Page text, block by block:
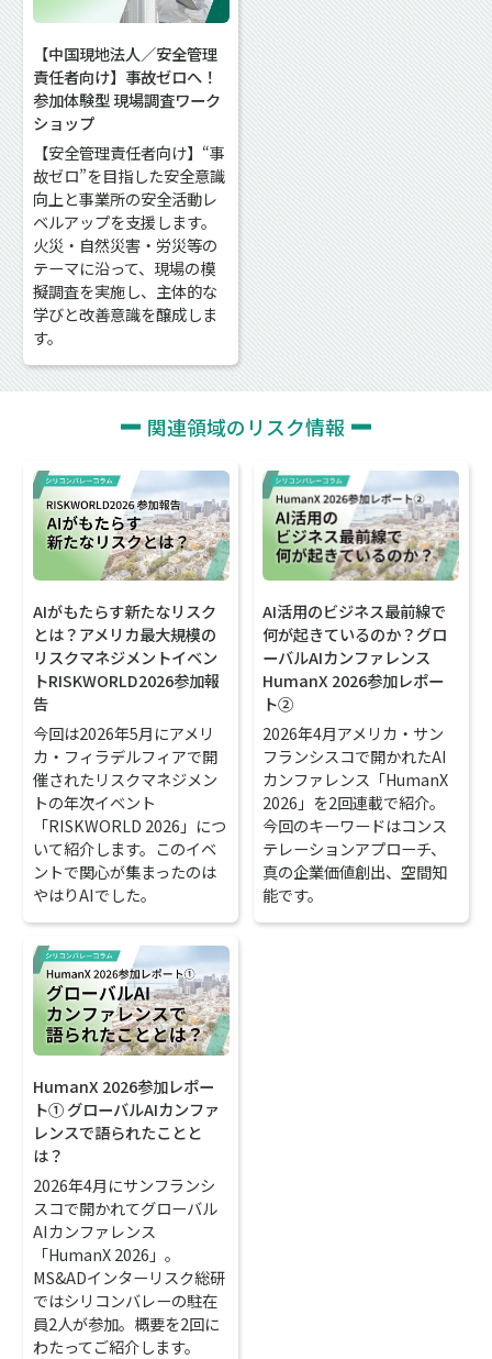
【中国現地法人／安全管理
責任者向け】事故ゼロへ！
参加体験型 現場調査ワーク
ショップ
【安全管理責任者向け】“事
故ゼロ”を目指した安全意識
向上と事業所の安全活動レ
ベルアップを支援します。
火災・自然災害・労災等の
テーマに沿って、現場の模
擬調査を実施し、主体的な
学びと改善意識を醸成しま
す。
関連領域のリスク情報
AIがもたらす新たなリスク
とは？アメリカ最大規模の
リスクマネジメントイベン
トRISKWORLD2026参加報
告
今回は2026年5月にアメリ
カ・フィラデルフィアで開
催されたリスクマネジメン
トの年次イベント
「RISKWORLD 2026」につ
いて紹介します。このイベ
ントで関心が集まったのは
やはりAIでした。
AI活用のビジネス最前線で
何が起きているのか？グロ
ーバルAIカンファレンス
HumanX 2026参加レポー
ト②
2026年4月アメリカ・サン
フランシスコで開かれたAI
カンファレンス「HumanX
2026」を2回連載で紹介。
今回のキーワードはコンス
テレーションアプローチ、
真の企業価値創出、空間知
能です。
HumanX 2026参加レポー
ト① グローバルAIカンファ
レンスで語られたことと
は？
2026年4月にサンフランシ
スコで開かれてグローバル
AIカンファレンス
「HumanX 2026」。
MS&ADインターリスク総研
ではシリコンバレーの駐在
員2人が参加。概要を2回に
わたってご紹介します。